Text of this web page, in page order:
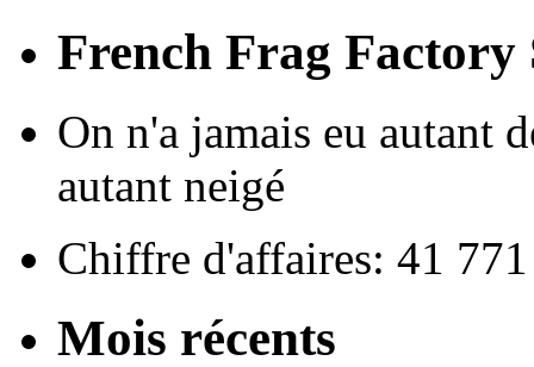
French Frag Factory
On n'a jamais eu autant
autant neigé
Chiffre d'affaires: 41
Mois récents